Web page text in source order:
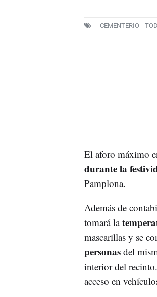
CEMENTERIO
El aforo máximo
durante la
Pamplona.
Además de
tomará la
mascarillas y se
personasdel
interior del
acceso en